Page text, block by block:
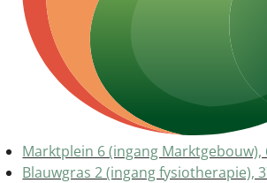
Marktplein 6 (ingang Marktgebouw),
Blauwgras 2 (ingang fysiotherapie),